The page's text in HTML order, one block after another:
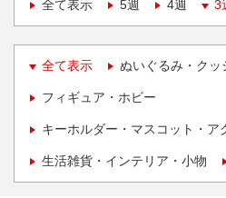
全て表示
5週 4週 3
全て表示 ぬいぐるみ・クッ
フィギュア・ホビー
キーホルダー・マスコット・ア
生活雑貨・インテリア・小物